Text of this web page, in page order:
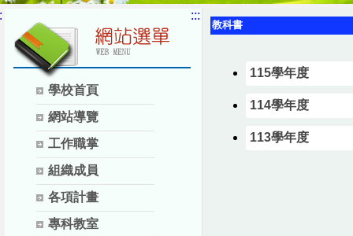
學校首頁
網站導覽
工作職掌
組織成員
各項計畫
專科教室
:::
教科書
115學年度
114學年度
113學年度